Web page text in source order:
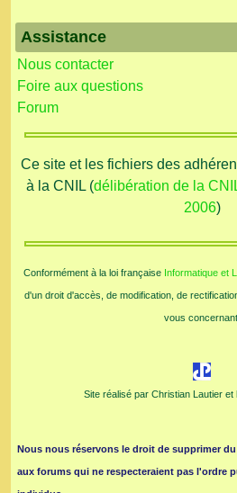
Assistance
Nous contacter
Foire aux questions
Forum
Ce site et les fichiers des
à la CNIL (délibération de la
2006)
Conformément à la loi française Informatique et
d'un droit d'accès, de modification, de
vous concernant.
Site réalisé par Christian Lautier et
Nous nous réservons le droit de supprimer
aux forums qui ne respecteraient pas l'ordre